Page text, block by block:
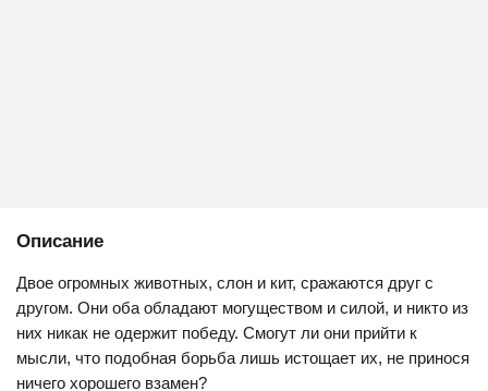
Описание
Двое огромных животных, слон и кит, сражаются друг с
другом. Они оба обладают могуществом и силой, и никто из
них никак не одержит победу. Смогут ли они прийти к
мысли, что подобная борьба лишь истощает их, не принося
ничего хорошего взамен?